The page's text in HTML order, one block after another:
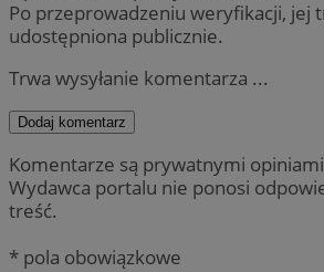
Po przeprowadzeniu weryfikacji, jej
udostępniona publicznie.
Trwa wysyłanie komentarza ...
Dodaj komentarz
Komentarze są prywatnymi
Wydawca portalu nie ponosi
treść.
* pola obowiązkowe